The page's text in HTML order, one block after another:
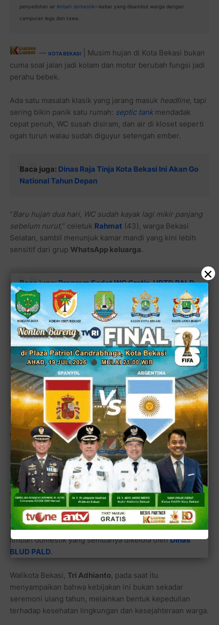
penyedotan air limbah domestik—kabar yang disambut warga dengan
campuran lega dan tawa.
— KOTA BEKASI
| Musim hujan di Kota Bekasi bukan
cuma soal jalan jadi kolam dan motor berubah fungsi jadi
perahu bebek.
Ada satu masalah klasik yang jarang masuk headline , tapi
sering bikin panik satu rumah: septic tankmendadak
cepat penuh, WC susah disiram, dan air di kloset seperti
ogah turun walau sudah diguyur setengah ember.
Baca juga: Dinas Raja Tinja Kota Bekasi Ini Akan Go
National Tahun Depan
“Baru hujan dua hari, WC sudah kayak lagi mikir panjang
sebelum nurut,” celetuk Rahmat (43), warga Bekasi
Selatan, sambil menunjuk kamar mandi yang kini lebih
sensitif dari grup WhatsApp keluarga.
Baca juga:Program Sedot WC Gratis, UPTD PALD
Kota Bekasi Dinilai Terlambat Jika Mengejar 100
Hari Kerja Walikota
Zero Complain
Fenomena ini memang kerap terjadi saat curah hujan
tinggi. Air tanah naik, rembesan masuk ke dalamseptic
tank
, dan tahu-tahu limbah domestik di rumah warga ikut
“overthinking”.
Hasilnya? WC mampet, air meluap pelan-pelan, dan
penghuni rumah mulai menghitung nomor telepon jasa
sedot WC lebih cepat daripada menghitung tanggal
gajian.
Di tengah situasi yang bikin dahi berkerut sekaligus
hidung waspada itu,Pemerintah Kota Bekasi akhirnya
mengumumkan kabar yang bisa dibilang cukup
melegakan.
Dalam rangka HUT ke-29, Pemkot memberlakukan
pengurangan tarif retribusi layanan penyedotan air
limbah domestik yang semuanya dikelola olehDinas
BLUD PALD.
Walikota Bekasi, Tri Adhianto , pada saat itu
menyampaikan bahwa kebijakan ini bukan sekadar
seremoni ulang tahun, melainkan bentuk kepedulian
terhadap kesehatan lingkungan dan kesejahteraan warga.
×